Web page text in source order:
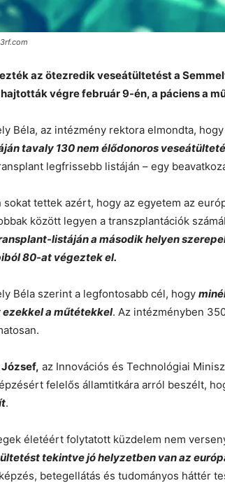
az ötezredik veseátültetést a
végre február 9-én, a páciens a
Béla, az intézmény rektora elmondta, hogy
tavaly 130 nem élődonoros
legfrissebb listáján – egy
sokat tettek azért, hogy az egyetem az
között legyen a transzplantációk
listáján a második helyen
80-at végeztek el.
Béla szerint a legfontosabb cél, hogy
a műtétekkel. Az intézményben
az Innovációs és Technológiai
felelős államtitkára arról beszélt,
.
életéért folytatott küzdelem nem
tekintve jó helyzetben van az
betegellátás és tudományos háttér